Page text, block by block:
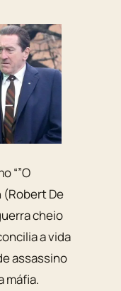
“”O
(Robert De
cheio
a vida
assassino
máfia.